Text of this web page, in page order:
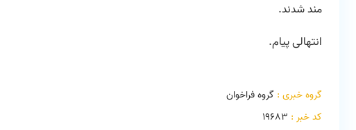
مند شدند.
انتهالی پیام.
گروه خبری : گروه فراخوان
کد خبر : 19683